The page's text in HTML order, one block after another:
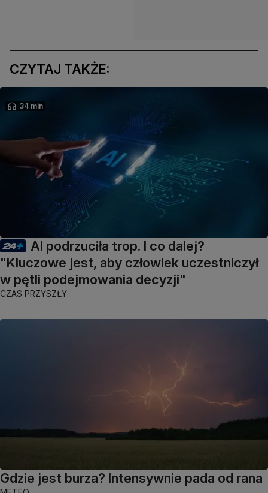
CZYTAJ TAKŻE:
34 min
AI podrzuciła trop. I co dalej?
"Kluczowe jest, aby człowiek uczestniczył
w pętli podejmowania decyzji"
CZAS PRZYSZŁY
Gdzie jest burza? Intensywnie pada od rana